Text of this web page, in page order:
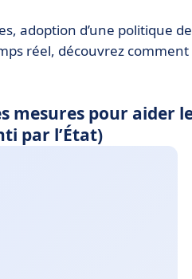
adoption d’une politique
réel, découvrez
mesures pour aider
par l’État)